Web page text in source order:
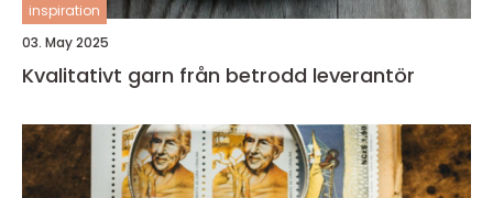
inspiration
03. May 2025
Kvalitativt garn från betrodd leverantör